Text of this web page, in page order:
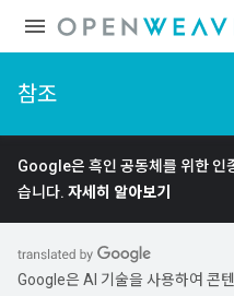
참조
Google은 흑인 공동체를 위한 인
습니다. 자세히 알아보기
Google은 AI 기술을 사용하여 콘